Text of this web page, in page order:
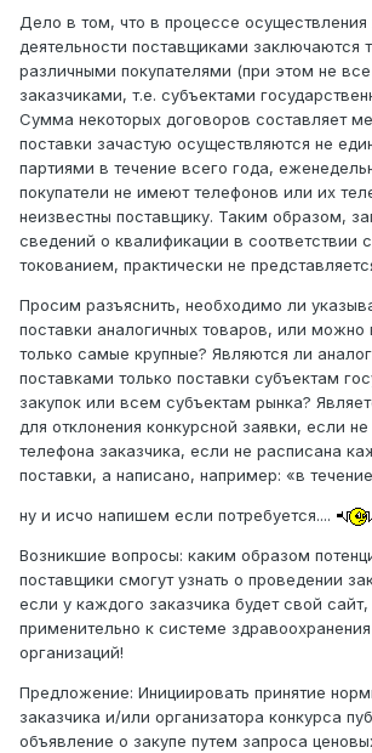
Дело в том, что в процессе осуществления
деятельности поставщиками заключаются
различными покупателями (при этом не
заказчиками, т.е. субъектами
Сумма некоторых договоров составляет
поставки зачастую осуществляются не
партиями в течение всего года,
покупатели не имеют телефонов или их
неизвестны поставщику. Таким образом,
сведений о квалификации в соответствии
токованием, практически не
Просим разъяснить, необходимо ли
поставки аналогичных товаров, или можно
только самые крупные? Являются ли
поставками только поставки субъектам
закупок или всем субъектам рынка?
для отклонения конкурсной заявки, если
телефона заказчика, если не расписана
поставки, а написано, например: «в
ну и исчо напишем если потребуется....
Возникшие вопросы: каким образом
поставщики смогут узнать о проведении
если у каждого заказчика будет свой сайт,
применительно к системе здравоохранения
организаций!
Предложение: Инициировать принятие
заказчика и/или организатора конкурса
объявление о закупе путем запроса